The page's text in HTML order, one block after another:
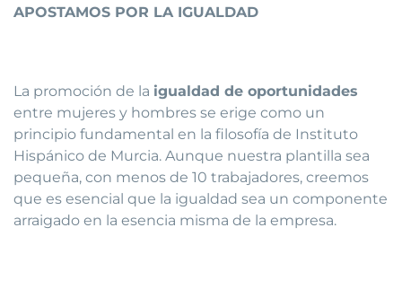
APOSTAMOS POR LA IGUALDAD
La promoción de la igualdad de oportunidades
entre mujeres y hombres se erige como un
principio fundamental en la filosofía de Instituto
Hispánico de Murcia. Aunque nuestra plantilla sea
pequeña, con menos de 10 trabajadores, creemos
que es esencial que la igualdad sea un componente
arraigado en la esencia misma de la empresa.